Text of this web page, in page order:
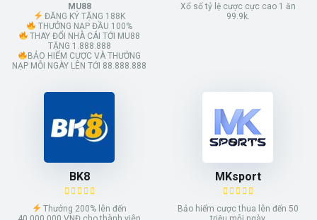
MU88
ĐĂNG KÝ TẶNG 188K
THƯỞNG NẠP ĐẦU 100%
THAY ĐỔI NHÀ CÁI TỚI MU88
TẶNG 1.888.888
BẢO HIỂM CƯỢC VÀ THƯỞNG
NẠP MỖI NGÀY LÊN TỚI 88.888.888
Xổ số tỷ lệ cược cực cao 1 ăn
99.9k.
BK8
Thưởng 200% lên đến
MKsport
Bảo hiểm cược thua lên đến 50